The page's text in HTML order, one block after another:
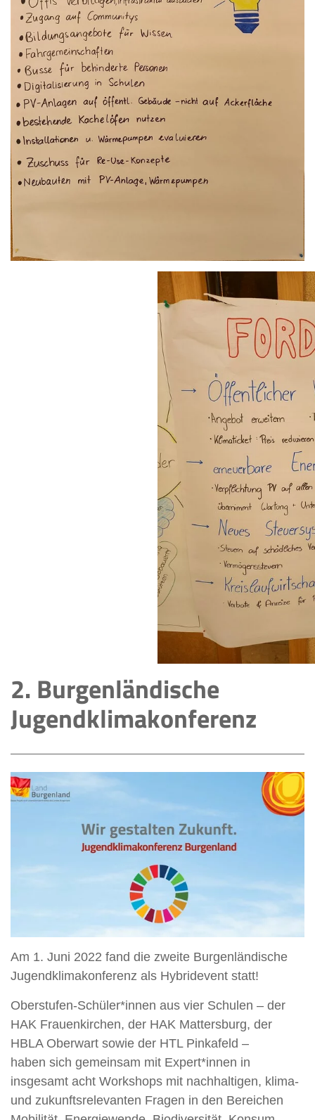
2. Burgenländische
Jugendklimakonferenz
Am 1. Juni 2022 fand die zweite Burgenländische
Jugendklimakonferenz als Hybridevent statt!
Oberstufen-Schüler*innen aus vier Schulen – der
HAK Frauenkirchen, der HAK Mattersburg, der
HBLA Oberwart sowie der HTL Pinkafeld –
haben sich gemeinsam mit Expert*innen in
insgesamt acht Workshops mit nachhaltigen, klima-
und zukunftsrelevanten Fragen in den Bereichen